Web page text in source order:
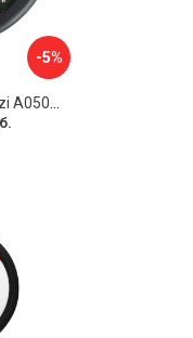
-5%
Оплетка на руль Arnezi A0501040